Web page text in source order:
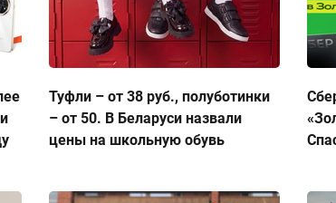
Туфли – от 38 руб., полуботинки
– от 50. В Беларуси назвали
цены на школьную обувь